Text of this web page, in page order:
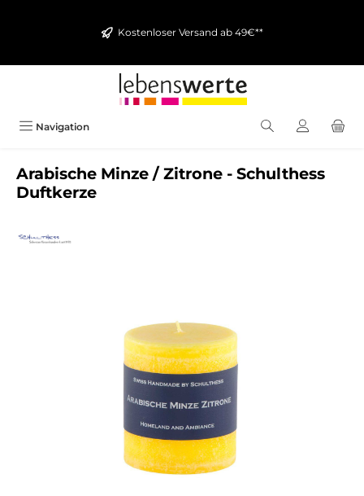
Kostenloser Versand ab 49€**
Navigation
Arabische Minze / Zitrone - Schulthess
Duftkerze